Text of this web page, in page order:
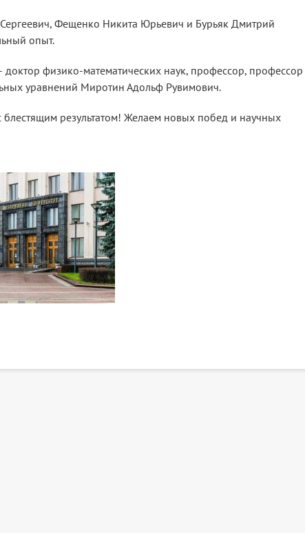
Фещенко Никита Юрьевич и Бурьяк Дмитрий
опыт.
доктор физико-математических наук, профессор, профессор
уравнений Миротин Адольф Рувимович.
блестящим результатом! Желаем новых побед и научных